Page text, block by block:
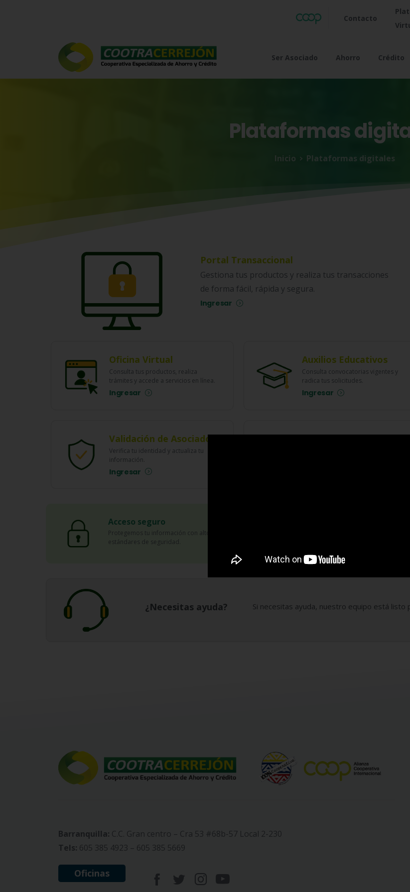
Contacto
Ser Asociado Ahorro Crédito
Plataformas
Inicio Plataformas digitales
Portal Transaccional
Gestiona tus productos y realiza tus transacciones
de forma fácil, rápida y segura.
Ingresar
Oficina Virtual
Consulta tus productos, realiza
trámites y accede a servicios en línea.
Ingresar
Validación de Asociado
Verifica tu identidad y actualiza tu
información.
Ingresar
Auxilios Educativos
Consulta convocatorias vigentes y
radica tus solicitudes.
Ingresar
PQRS
Acceso seguro
Protegemos tu información con altos
estándares de seguridad.
¿Necesitas ayuda? Si necesitas ayuda, nuestro equipo está listo
Barranquilla: C.C. Gran centro – Cra 53 #68b-57 Local 2-230
Tels: 605 385 4923 – 605 385 5669
Oficinas